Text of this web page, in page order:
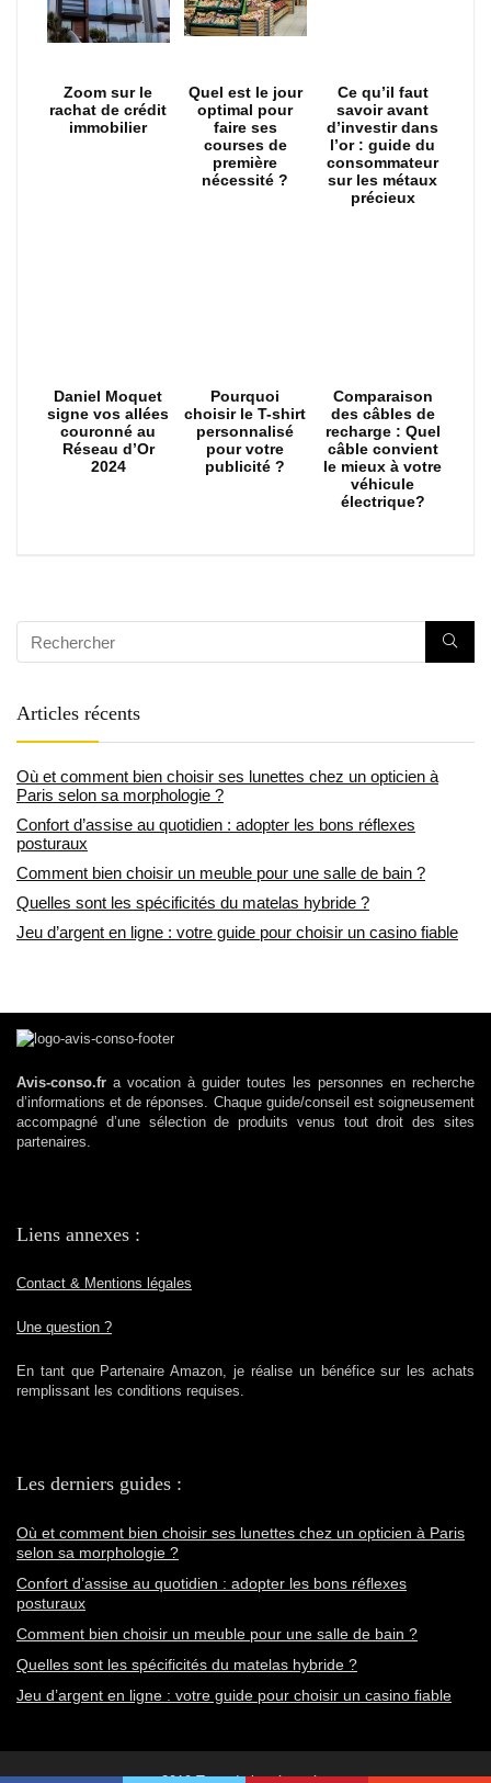
Zoom sur le
rachat de crédit
immobilier
Quel est le jour
optimal pour
faire ses
courses de
première
nécessité ?
Ce qu’il faut
savoir avant
d’investir dans
l’or : guide du
consommateur
sur les métaux
précieux
Daniel Moquet
signe vos allées
couronné au
Réseau d’Or
2024
Pourquoi
choisir le T-shirt
personnalisé
pour votre
publicité ?
Comparaison
des câbles de
recharge : Quel
câble convient
le mieux à votre
véhicule
électrique?
Articles récents
Où et comment bien choisir ses lunettes chez un opticien à
Paris selon sa morphologie ?
Confort d’assise au quotidien : adopter les bons réflexes
posturaux
Comment bien choisir un meuble pour une salle de bain ?
Quelles sont les spécificités du matelas hybride ?
Jeu d’argent en ligne : votre guide pour choisir un casino fiable
Avis-conso.fr a vocation à guider toutes les personnes en recherche
d’informations et de réponses. Chaque guide/conseil est soigneusement
accompagné d’une sélection de produits venus tout droit des sites
partenaires.
Liens annexes :
Contact & Mentions légales
Une question ?
En tant que Partenaire Amazon, je réalise un bénéfice sur les achats
remplissant les conditions requises.
Les derniers guides :
Où et comment bien choisir ses lunettes chez un opticien à Paris
selon sa morphologie ?
Confort d’assise au quotidien : adopter les bons réflexes
posturaux
Comment bien choisir un meuble pour une salle de bain ?
Quelles sont les spécificités du matelas hybride ?
Jeu d’argent en ligne : votre guide pour choisir un casino fiable